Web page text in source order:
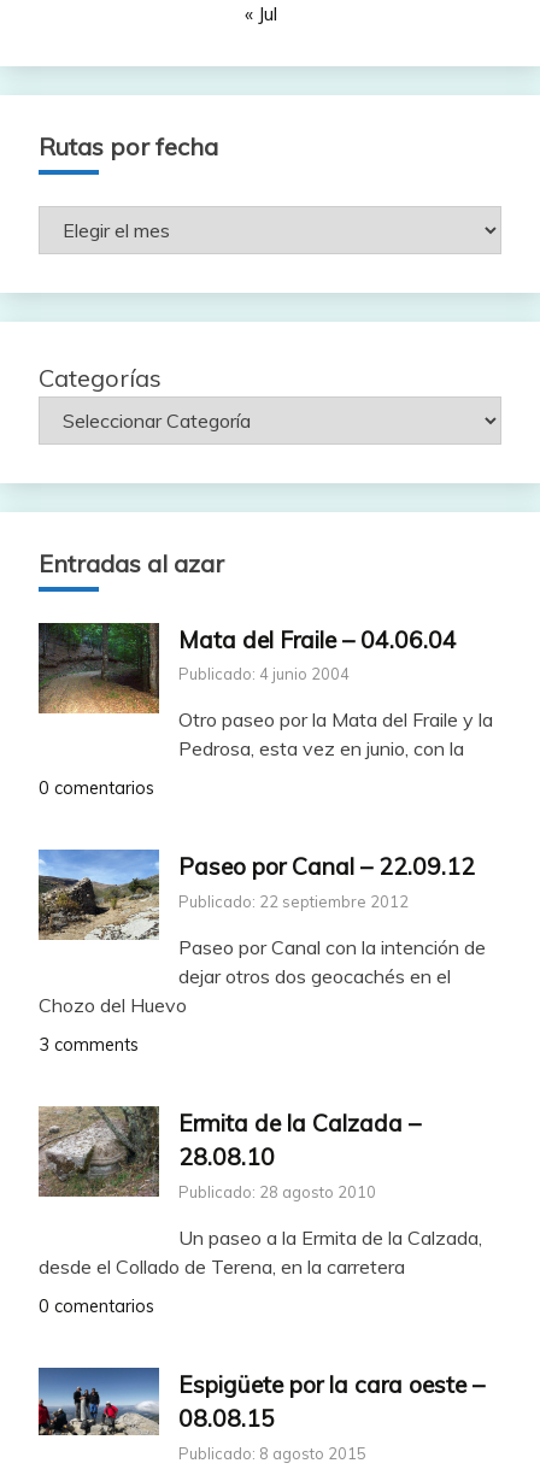
« Jul
Rutas por fecha
Rutas
Categorías
Entradas al azar
Mata del Fraile – 04.06.04
Publicado: 4 junio 2004
Otro paseo por la Mata del Fraile y la
Pedrosa, esta vez en junio, con la
0 comentarios
Paseo por Canal – 22.09.12
Publicado: 22 septiembre 2012
Paseo por Canal con la intención de
dejar otros dos geocachés en el
Chozo del Huevo
3 comments
Ermita de la Calzada –
28.08.10
Publicado: 28 agosto 2010
Un paseo a la Ermita de la Calzada,
desde el Collado de Terena, en la carretera
0 comentarios
Espigüete por la cara oeste –
08.08.15
Publicado: 8 agosto 2015